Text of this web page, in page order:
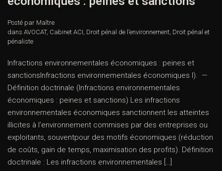
Posté par Maître
dans AVOCAT, Cabinet ACI, Droit pénal de l’environnement, Droit pénal et
pénaliste
Infractions environnementales économiques : peines et
sanctionsInfractions environnementales économiques I). —
Définition doctrinale (Infractions environnementales
économiques : peines et sanctions) Les infractions
environnementales économiques sanctionnent les atteintes
illicites à l’environnement commises par des entreprises ou
exploitants, souventpour des motifs économiques (réduction
de coûts, gain de temps, maximisation des profits). Définition
doctrinale : Les infractions environnementales […]